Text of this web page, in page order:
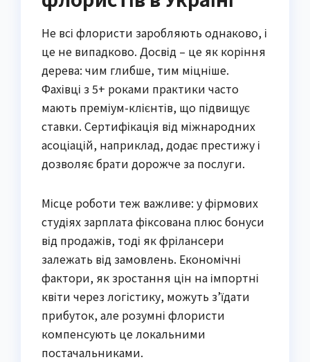
Не всі флористи заробляють однаково, і
це не випадково. Досвід – це як коріння
дерева: чим глибше, тим міцніше.
Фахівці з 5+ роками практики часто
мають преміум-клієнтів, що підвищує
ставки. Сертифікація від міжнародних
асоціацій, наприклад, додає престижу і
дозволяє брати дорожче за послуги.
Місце роботи теж важливе: у фірмових
студіях зарплата фіксована плюс бонуси
від продажів, тоді як фрілансери
залежать від замовлень. Економічні
фактори, як зростання цін на імпортні
квіти через логістику, можуть з’їдати
прибуток, але розумні флористи
компенсують це локальними
постачальниками.